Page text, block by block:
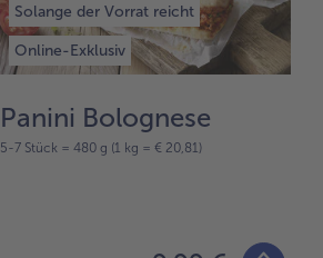
Solange der Vorrat reicht
Online-Exklusiv
Panini Bolognese
5-7 Stück = 480 g (1 kg = € 20,81)